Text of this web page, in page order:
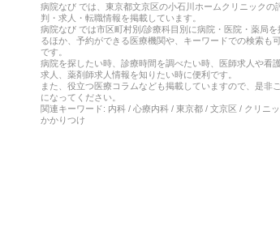
病院なび では、 東京都文京区の小石川ホームクリニックの
判・求人・転職情報を掲載しています。
病院なび では市区町村別/診療科目別に病院・医院・薬局を
るほか、予約ができる医療機関や、キーワードでの検索も
です。
病院を探したい時、診療時間を調べたい時、医師求人や看
求人、薬剤師求人情報を知りたい時に便利です。
また、役立つ医療コラムなども掲載していますので、是非
になってください。
関連キーワード: 内科 / 心療内科 / 東京都 / 文京区 / クリニ
かかりつけ